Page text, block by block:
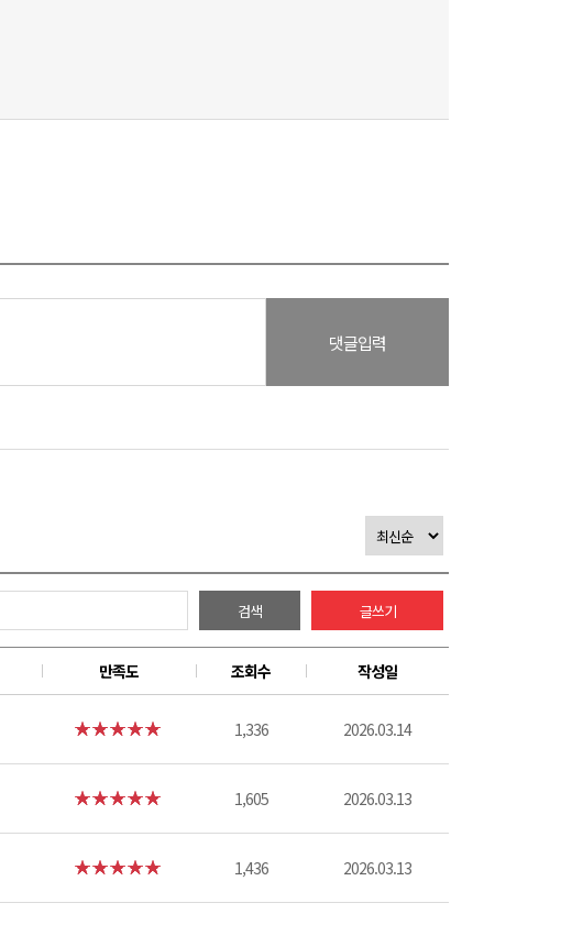
댓글입력
검색 글쓰기
만족도 조회수 작성일
1,336 2026.03.14
1,605 2026.03.13
1,436 2026.03.13